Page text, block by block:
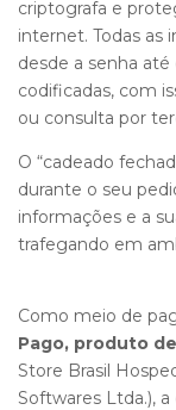
criptografa e
internet. Todas as
desde a senha
codificadas, com
ou consulta por
O “cadeado
durante o seu
informações e a
trafegando em
Como meio de
Pago, produto
Store Brasil
Softwares Ltda.),